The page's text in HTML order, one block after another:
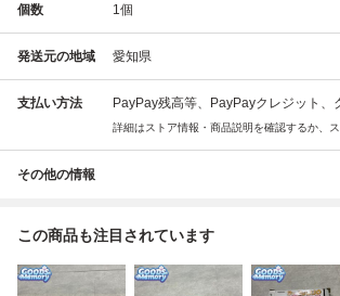
個数 1個
発送元の地域 愛知県
支払い方法 PayPay残高等、PayPayクレジット、
詳細はストア情報・商品説明を確認するか、
その他の情報
この商品も注目されています